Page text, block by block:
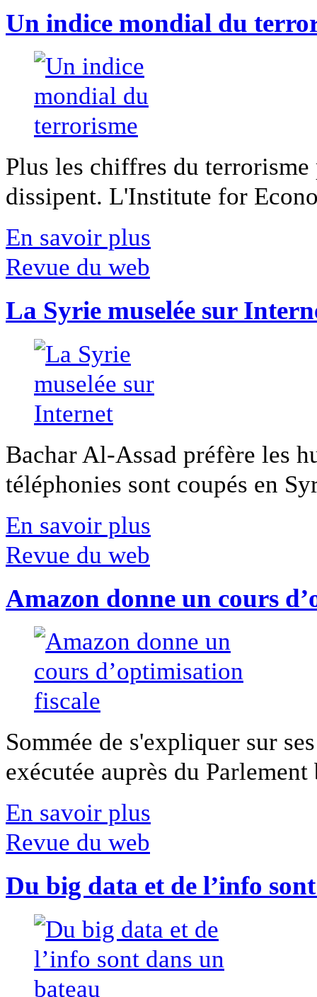
Un indice mondial du
Plus les chiffres du
dissipent. L'Institute for
En savoir plus
Revue du web
La Syrie muselée sur
Bachar Al-Assad préfère les
téléphonies sont coupés en
En savoir plus
Revue du web
Amazon donne un cours
Sommée de s'expliquer sur
exécutée auprès du
En savoir plus
Revue du web
Du big data et de l’info